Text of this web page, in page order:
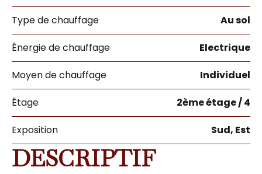
Type de chauffage Au sol
Énergie de chauffage Electrique
Moyen de chauffage Individuel
Étage 2ème étage / 4
Exposition Sud, Est
DESCRIPTIF